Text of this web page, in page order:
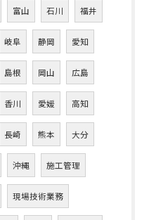
富山 石川 福井
岐阜 静岡 愛知
島根 岡山 広島
香川 愛媛 高知
長崎 熊本 大分
沖縄 施工管理
現場技術業務